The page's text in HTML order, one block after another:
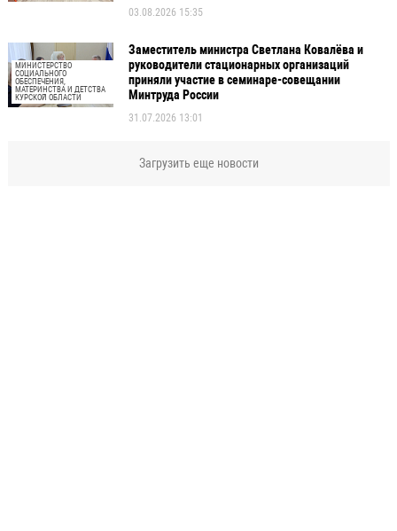
03.08.2026 15:35
МИНИСТЕРСТВО
СОЦИАЛЬНОГО
ОБЕСПЕЧЕНИЯ,
МАТЕРИНСТВА И ДЕТСТВА
КУРСКОЙ ОБЛАСТИ
Заместитель министра Светлана Ковалёва и
руководители стационарных организаций
приняли участие в семинаре-совещании
Минтруда России
31.07.2026 13:01
Загрузить еще новости